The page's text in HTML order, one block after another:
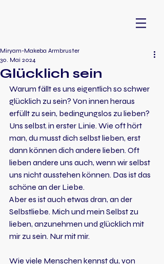
Glücklich sein
Miryam-Makeba Armbruster
30. Mai 2024
Warum fällt es uns eigentlich so schwer
glücklich zu sein? Von innen heraus
erfüllt zu sein, bedingungslos zu lieben?
Uns selbst, in erster Linie. Wie oft hört
man, du musst dich selbst lieben, erst
dann können dich andere lieben. Oft
lieben andere uns auch, wenn wir selbst
uns nicht ausstehen können. Das ist das
schöne an der Liebe.
Aber es ist auch etwas dran, an der
Selbstliebe. Mich und mein Selbst zu
lieben, anzunehmen und glücklich mit
mir zu sein. Nur mit mir.
Wie viele Menschen kennst du, von